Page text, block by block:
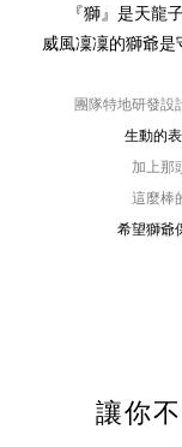
『獅』是天龍
威風凜凜的獅爺是
團隊特地研發設
生動的
加上那
這麼棒
希望獅爺
讓你